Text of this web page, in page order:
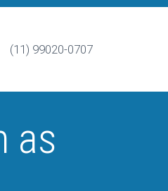
(11) 99020-0707
as